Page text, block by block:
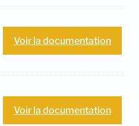
Voir la documentation
Voir la documentation